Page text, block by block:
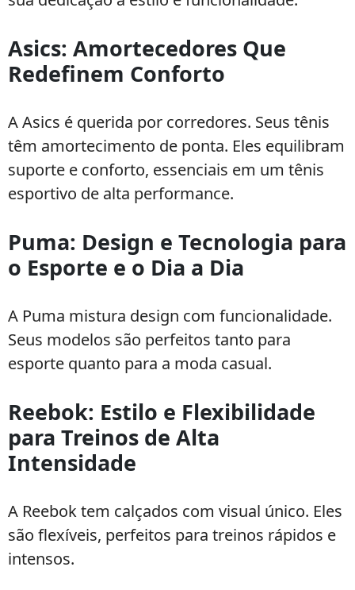
Asics: Amortecedores Que
Redefinem Conforto
A Asics é querida por corredores. Seus tênis
têm amortecimento de ponta. Eles equilibram
suporte e conforto, essenciais em um tênis
esportivo de alta performance.
Puma: Design e Tecnologia para
o Esporte e o Dia a Dia
A Puma mistura design com funcionalidade.
Seus modelos são perfeitos tanto para
esporte quanto para a moda casual.
Reebok: Estilo e Flexibilidade
para Treinos de Alta
Intensidade
A Reebok tem calçados com visual único. Eles
são flexíveis, perfeitos para treinos rápidos e
intensos.